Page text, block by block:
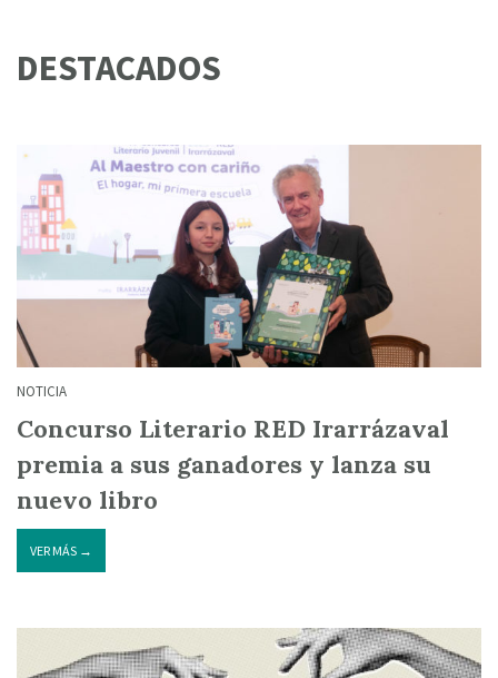
DESTACADOS
NOTICIA
Concurso Literario RED Irarrázaval
premia a sus ganadores y lanza su
nuevo libro
VER MÁS →